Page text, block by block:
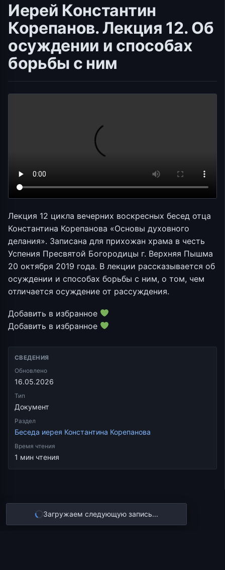
Иерей Константин
Корепанов. Лекция 12. Об
осуждении и способах
борьбы с ним
Лекция 12 цикла вечерних воскресных бесед отца
Константина Корепанова «Основы духовного
делания». Записана для прихожан храма в честь
Успения Пресвятой Богородицы г. Верхняя Пышма
20 октября 2019 года. В лекции рассказывается об
осуждении и способах борьбы с ним, о том, чем
отличается осуждение от рассуждения.
Добавить в избранное
Добавить в избранное
СВЕДЕНИЯ
Обновлено
16.05.2026
Тип
Документ
Раздел
Беседа иерея Константина Корепанова
Время чтения
1 мин чтения
Загружаем следующую запись...